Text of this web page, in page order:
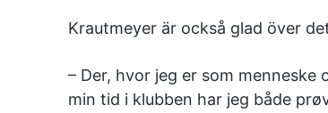
Krautmeyer är också glad över
– Der, hvor jeg er som
min tid i klubben har jeg både